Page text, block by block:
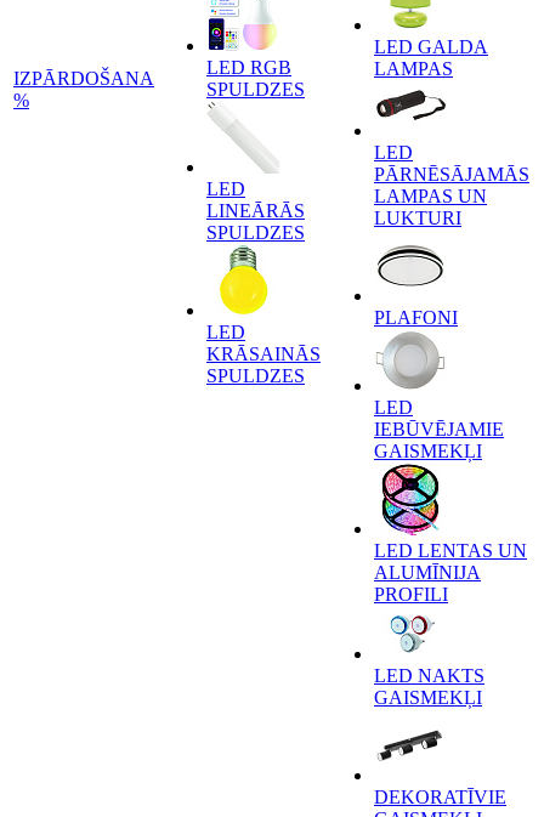
IZPĀRDOŠANA
%
LED RGB
SPULDZES
LED
LINEĀRĀS
SPULDZES
LED
KRĀSAINĀS
SPULDZES
LED GALDA
LAMPAS
LED
PĀRNĒSĀJAMĀS
LAMPAS UN
LUKTURI
PLAFONI
LED
IEBŪVĒJAMIE
GAISMEKĻI
LED LENTAS UN
ALUMĪNIJA
PROFILI
LED NAKTS
GAISMEKĻI
DEKORATĪVIE